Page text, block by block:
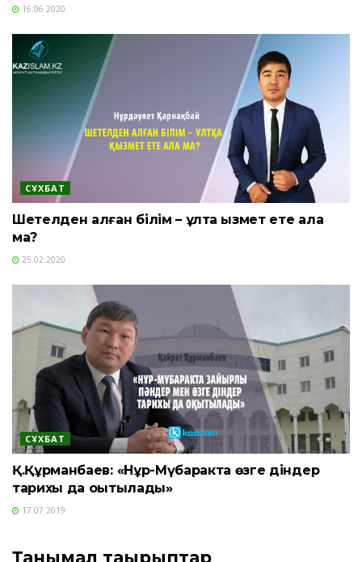
16.06.2020
СҰХБАТ
Шетелден алған білім – ұлтқа қызмет ете ала
ма?
25.02.2020
СҰХБАТ
Қ.Құрманбаев: «Нұр-Мүбаракта өзге діндер
тарихы да оқытылады»
17.07.2019
Танымал тақырыптар